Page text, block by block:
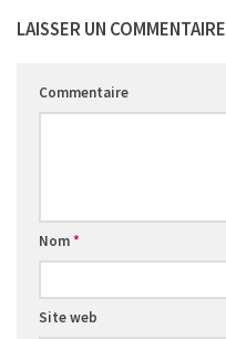
LAISSER UN COMMENTAIRE
Commentaire
Nom*
Site web